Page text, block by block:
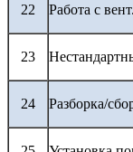
22 Работа с
23
24 Разборка/